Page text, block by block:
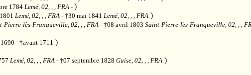
1784 Lemé, 02, , , FRA - )
Lemé, 02, , , FRA - †30 mai 1841 Lemé, 02, , , FRA )
Pierre-lès-Franqueville, 02, , , FRA - †08 avril 1803 Saint-Pierre-lès-Franqueville, 02, , ,
- †avant 1711 )
Lemé, 02, , , FRA - †07 septembre 1828 Guise, 02, , , FRA )